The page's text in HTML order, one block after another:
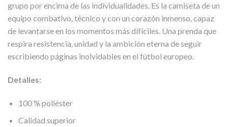
grupo por encima de las individualidades. Es la camiseta de un
equipo combativo, técnico y con un corazón inmenso, capaz
de levantarse en los momentos más difíciles. Una prenda que
respira resistencia, unidad y la ambición eterna de seguir
escribiendo páginas inolvidables en el fútbol europeo.
Detalles:
100 % poliéster
Calidad superior